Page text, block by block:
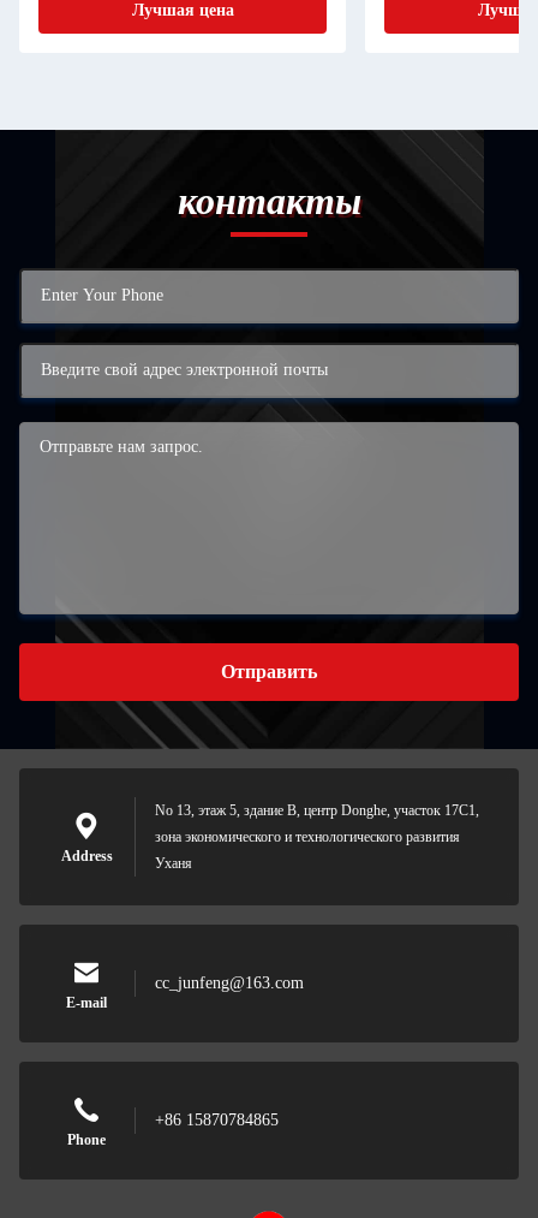
Лучшая цена
контакты
Отправить
Address
No 13, этаж 5, здание B, центр Donghe, участок 17C1,
зона экономического и технологического развития
Уханя
E-mail
cc_junfeng@163.com
Phone
+86 15870784865